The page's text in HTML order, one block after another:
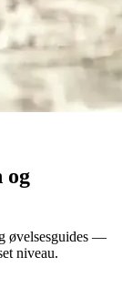
og
øvelsesguides —
niveau.